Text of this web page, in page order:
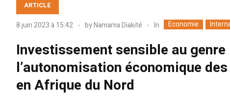
ARTICLE
8 juin 2023 à 15:42 byNamama Diakité In Economie
Investissement sensible au
l’autonomisation économique
en Afrique du Nord